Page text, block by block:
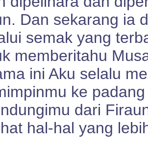
Dan sekarang ia
semak yang
memberitahu
ini Aku selalu
ke
dari
hal-hal yang